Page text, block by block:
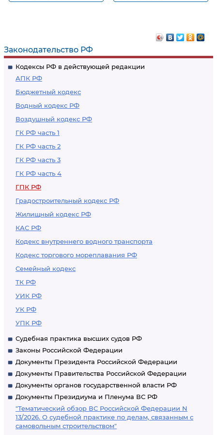
Законодательство РФ
Кодексы РФ в действующей редакции
АПК РФ
Бюджетный кодекс
Водный кодекс РФ
Воздушный кодекс РФ
ГК РФ часть 1
ГК РФ часть 2
ГК РФ часть 3
ГК РФ часть 4
ГПК РФ
Градостроительный кодекс РФ
Жилищный кодекс РФ
КАС РФ
Кодекс внутреннего водного транспорта
Кодекс торгового мореплавания РФ
Семейный кодекс
ТК РФ
УИК РФ
УК РФ
УПК РФ
Судебная практика высших судов РФ
Законы Российской Федерации
Документы Президента Российской Федерации
Документы Правительства Российской Федерации
Документы органов государственной власти РФ
Документы Президиума и Пленума ВС РФ
"Тематический обзор ВС Российской Федерации N
13/2026. О судебной практике по делам, связанным с
самовольным строительством"
ошибок в решении
суда